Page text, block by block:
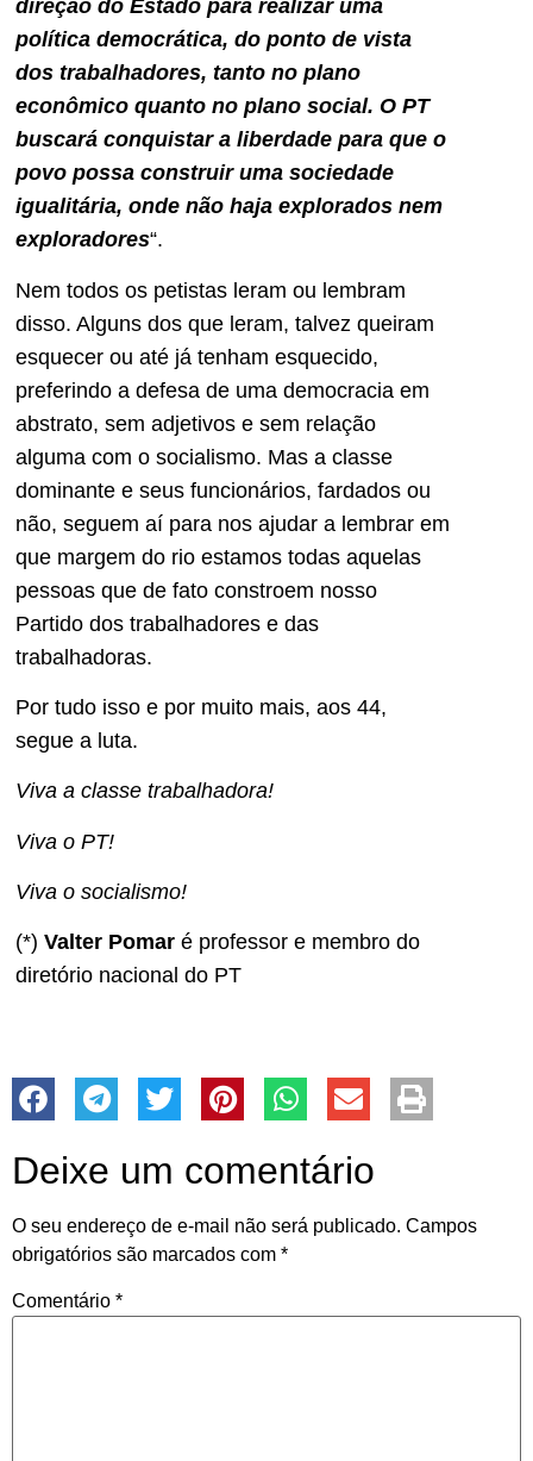
direção do Estado para realizar uma
política democrática, do ponto de vista
dos trabalhadores, tanto no plano
econômico quanto no plano social. O PT
buscará conquistar a liberdade para que o
povo possa construir uma sociedade
igualitária, onde não haja explorados nem
exploradores“.
Nem todos os petistas leram ou lembram
disso. Alguns dos que leram, talvez queiram
esquecer ou até já tenham esquecido,
preferindo a defesa de uma democracia em
abstrato, sem adjetivos e sem relação
alguma com o socialismo. Mas a classe
dominante e seus funcionários, fardados ou
não, seguem aí para nos ajudar a lembrar em
que margem do rio estamos todas aquelas
pessoas que de fato constroem nosso
Partido dos trabalhadores e das
trabalhadoras.
Por tudo isso e por muito mais, aos 44,
segue a luta.
Viva a classe trabalhadora!
Viva o PT!
Viva o socialismo!
(*) Valter Pomar é professor e membro do
diretório nacional do PT
Deixe um comentário
O seu endereço de e-mail não será publicado. Campos
obrigatórios são marcados com *
Comentário *